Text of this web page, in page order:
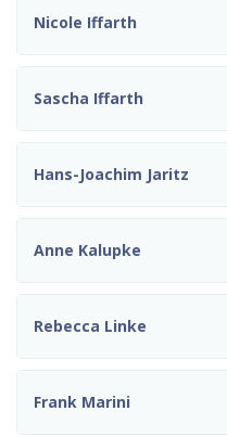
Nicole Iffarth
Sascha Iffarth
Hans-Joachim Jaritz
Anne Kalupke
Rebecca Linke
Frank Marini